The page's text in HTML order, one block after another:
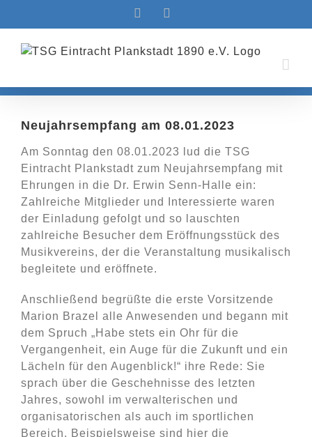
springen
Facebook
Neujahrsempfang am 08.01.2023
Am Sonntag den 08.01.2023 lud die TSG
Eintracht Plankstadt zum Neujahrsempfang mit
Ehrungen in die Dr. Erwin Senn-Halle ein:
Zahlreiche Mitglieder und Interessierte waren
der Einladung gefolgt und so lauschten
zahlreiche Besucher dem Eröffnungsstück des
Musikvereins, der die Veranstaltung musikalisch
begleitete und eröffnete.
Anschließend begrüßte die erste Vorsitzende
Marion Brazel alle Anwesenden und begann mit
dem Spruch „Habe stets ein Ohr für die
Vergangenheit, ein Auge für die Zukunft und ein
Lächeln für den Augenblick!“ ihre Rede: Sie
sprach über die Geschehnisse des letzten
Jahres, sowohl im verwalterischen und
organisatorischen als auch im sportlichen
Bereich. Beispielsweise sind hier die